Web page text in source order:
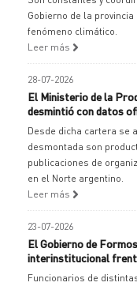
Gobierno de la
fenómeno climático.
Leer más
28-07-2026
El Ministerio de la
desmintió con datos
Desde dicha cartera se
desmontada son
publicaciones de
en el Norte argentino.
Leer más
23-07-2026
El Gobierno de
interinstitucional
Funcionarios de